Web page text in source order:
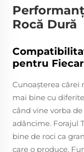
Rocă Dură
pentru
Cunoaşterea cărei
mai bine cu
când vine vorba
adâncime. Forajul
bine de roci ca
care o produce.